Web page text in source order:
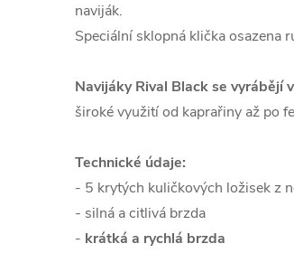
naviják.
Speciální sklopná klička osazena
Navijáky Rival Black se
široké využití od kaprařiny až po
Technické údaje:
- 5 krytých kuličkových ložisek z
- silná a citlivá brzda
- krátká a rychlá brzda